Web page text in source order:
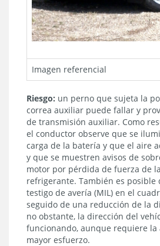
Imagen referencial
Riesgo: un perno que sujeta la
correa auxiliar puede fallar y
de transmisión auxiliar. Como
el conductor observe que se
carga de la batería y que el aire
y que se muestren avisos de
motor por pérdida de fuerza de
refrigerante. También es posible
testigo de avería (MIL) en el
seguido de una reducción de la
no obstante, la dirección del
funcionando, aunque requiere la
mayor esfuerzo.